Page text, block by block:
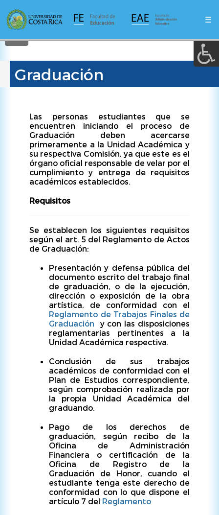
contenido
principal
☰
Graduación
Las personas estudiantes que se
encuentren iniciando el proceso de
Graduación deben acercarse
primeramente a la Unidad Académica y
su respectiva Comisión, ya que este es el
órgano oficial responsable de velar por el
cumplimiento y entrega de requisitos
académicos establecidos.
Requisitos
Se establecen los siguientes requisitos
según el art. 5 del Reglamento de Actos
de Graduación:
Presentación y defensa pública del
documento escrito del trabajo final
de graduación, o de la ejecución,
dirección o exposición de la obra
artística, de conformidad con el
Reglamento de Trabajos Finales de
Graduación y con las disposiciones
reglamentarias pertinentes a la
Unidad Académica respectiva.
Conclusión de sus trabajos
académicos de conformidad con el
Plan de Estudios correspondiente,
según comprobación realizada por
la propia Unidad Académica del
graduando.
Pago de los derechos de
graduación, según recibo de la
Oficina de Administración
Financiera o certificación de la
Oficina de Registro de la
Graduación de Honor, cuando el
estudiante tenga este derecho de
conformidad con lo que dispone el
artículo 7 del Reglamento